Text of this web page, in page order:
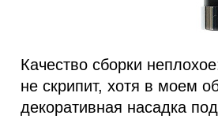
Качество сборки
не скрипит, хотя в моем
декоративная насадка